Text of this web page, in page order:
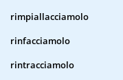
rimpiallacciamolo
rinfacciamolo
rintracciamolo